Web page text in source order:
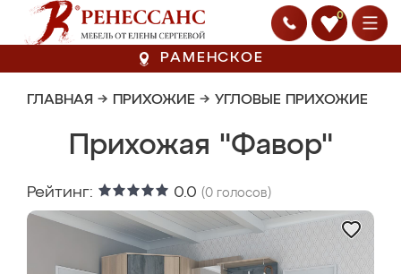
0
РАМЕНСКОЕ
ГЛАВНАЯ → ПРИХОЖИЕ → УГЛОВЫЕ ПРИХОЖИЕ
Прихожая "Фавор"
Рейтинг: 0.0 (0 голосов)